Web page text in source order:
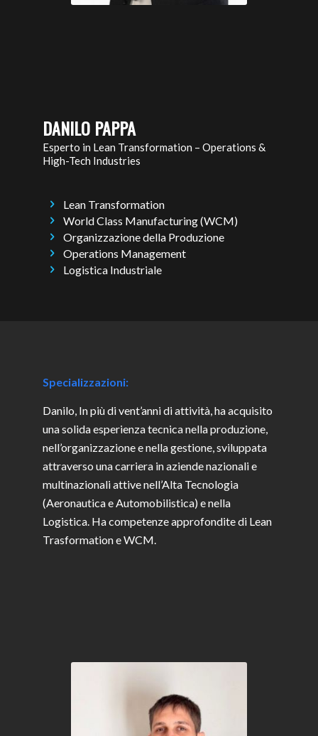
DANILO PAPPA
Esperto in Lean Transformation – Operations &
High-Tech Industries
Lean Transformation
World Class Manufacturing (WCM)
Organizzazione della Produzione
Operations Management
Logistica Industriale
Specializzazioni:
Danilo, In più di vent’anni di attività, ha acquisito
una solida esperienza tecnica nella produzione,
nell’organizzazione e nella gestione, sviluppata
attraverso una carriera in aziende nazionali e
multinazionali attive nell’Alta Tecnologia
(Aeronautica e Automobilistica) e nella
Logistica. Ha competenze approfondite di Lean
Trasformation e WCM.